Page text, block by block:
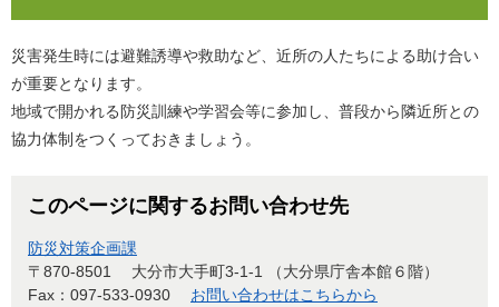
災害発生時には避難誘導や救助など、近所の人たちによる助け合い
が重要となります。
地域で開かれる防災訓練や学習会等に参加し、普段から隣近所との
協力体制をつくっておきましょう。
このページに関するお問い合わせ先
防災対策企画課
〒870-8501
大分市大手町3-1-1 （大分県庁舎本館６階）
Fax：097-533-0930
お問い合わせはこちらから